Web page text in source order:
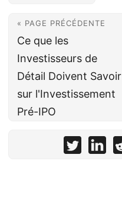
« PAGE PRÉCÉDENTE
Ce que les
Investisseurs de
Détail Doivent Savoir
sur l'Investissement
Pré-IPO